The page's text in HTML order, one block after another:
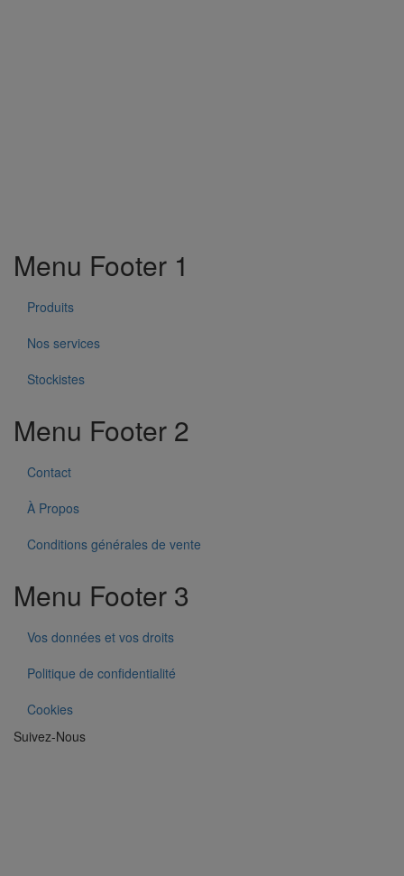
Menu Footer 1
Produits
Nos services
Stockistes
Menu Footer 2
Contact
À Propos
Conditions générales de vente
Menu Footer 3
Vos données et vos droits
Politique de confidentialité
Cookies
Suivez-Nous